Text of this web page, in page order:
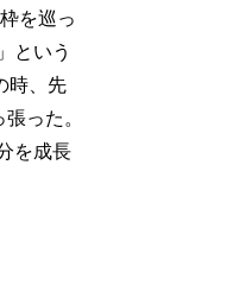
を巡っ
という
時、先
った。
を成長